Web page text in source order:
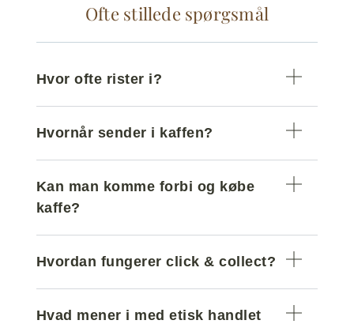
Ofte stillede spørgsmål
Hvor ofte rister i?
Hvornår sender i kaffen?
Kan man komme forbi og købe
kaffe?
Hvordan fungerer click & collect?
Hvad mener i med etisk handlet